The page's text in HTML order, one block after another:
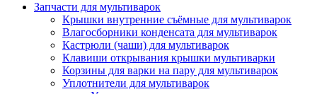
Запчасти для мультиварок
Крышки внутренние съёмные для мультиварок
Влагосборники конденсата для мультиварок
Кастрюли (чаши) для мультиварок
Клавиши открывания крышки мультиварки
Корзины для варки на пару для мультиварок
Уплотнители для мультиварок